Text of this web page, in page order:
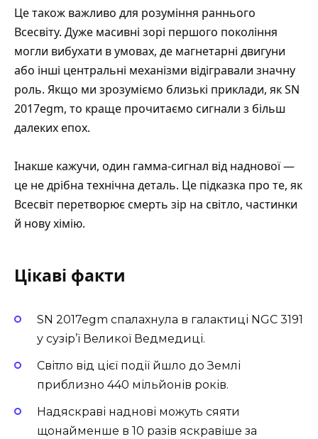
Це також важливо для розуміння раннього
Всесвіту. Дуже масивні зорі першого покоління
могли вибухати в умовах, де магнетарні двигуни
або інші центральні механізми відігравали значну
роль. Якщо ми зрозуміємо близькі приклади, як SN
2017egm, то краще прочитаємо сигнали з більш
далеких епох.
Інакше кажучи, один гамма-сигнал від наднової —
це не дрібна технічна деталь. Це підказка про те, як
Всесвіт перетворює смерть зір на світло, частинки
й нову хімію.
Цікаві факти
SN 2017egm спалахнула в галактиці NGC 3191
у сузір’ї Великої Ведмедиці.
Світло від цієї події йшло до Землі
приблизно 440 мільйонів років.
Надяскраві наднові можуть сяяти
щонайменше в 10 разів яскравіше за